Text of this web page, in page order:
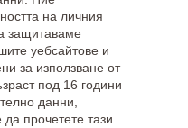
на личния
защитаваме
уебсайтове и
за използване от
под 16 години
данни,
прочетете тази